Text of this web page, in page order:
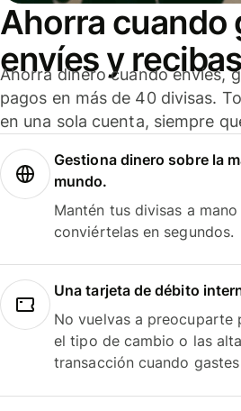
Ahorra cuando
envíes y
Ahorra dinero cuando envíes,
pagos en más de 40 divisas.
en una sola cuenta, siempre
Gestiona dinero sobre la
mundo.
Mantén tus divisas a
conviértelas en segundos.
Una tarjeta de débito
No vuelvas a preocuparte
el tipo de cambio o las
transacción cuando